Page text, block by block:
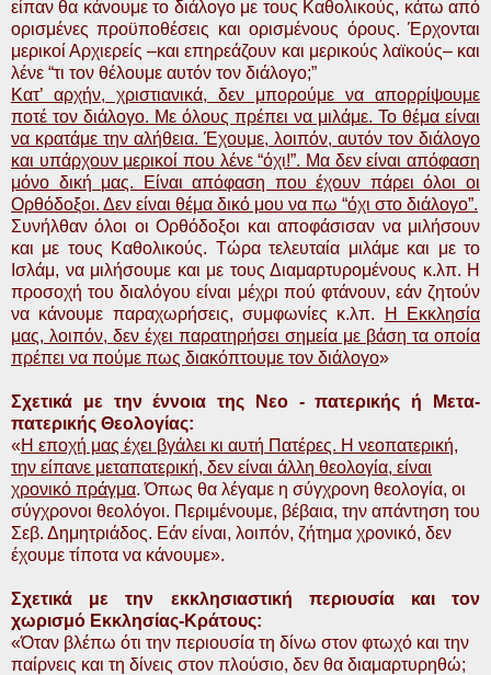
είπαν θα κάνουμε το διάλογο με τους Καθολικούς, κάτω από
ορισμένες προϋποθέσεις και ορισμένους όρους. Έρχονται
μερικοί Αρχιερείς –και επηρεάζουν και μερικούς λαϊκούς– και
λένε “τι τον θέλουμε αυτόν τον διάλογο;”
Κατ’ αρχήν, χριστιανικά, δεν μπορούμε να απορρίψουμε
ποτέ τον διάλογο. Με όλους πρέπει να μιλάμε. Το θέμα είναι
να κρατάμε την αλήθεια. Έχουμε, λοιπόν, αυτόν τον διάλογο
και υπάρχουν μερικοί που λένε “όχι!”. Μα δεν είναι απόφαση
μόνο δική μας. Είναι απόφαση που έχουν πάρει όλοι οι
Ορθόδοξοι. Δεν είναι θέμα δικό μου να πω “όχι στο διάλογο”.
Συνήλθαν όλοι οι Ορθόδοξοι και αποφάσισαν να μιλήσουν
και με τους Καθολικούς. Τώρα τελευταία μιλάμε και με το
Ισλάμ, να μιλήσουμε και με τους Διαμαρτυρομένους κ.λπ. Η
προσοχή του διαλόγου είναι μέχρι πού φτάνουν, εάν ζητούν
να κάνουμε παραχωρήσεις, συμφωνίες κ.λπ.
Η Εκκλησία
μας, λοιπόν, δεν έχει παρατηρήσει σημεία με βάση τα οποία
πρέπει να πούμε πως διακόπτουμε τον διάλογο»
Σχετικά με την έννοια της Νεο - πατερικής ή Μετα-
πατερικής Θεολογίας:
«Η εποχή μας έχει βγάλει κι αυτή Πατέρες. Η νεοπατερική,
την είπανε μεταπατερική, δεν είναι άλλη θεολογία, είναι
χρονικό πράγμα. Όπως θα λέγαμε η σύγχρονη θεολογία, οι
σύγχρονοι θεολόγοι. Περιμένουμε, βέβαια, την απάντηση του
Σεβ. Δημητριάδος. Εάν είναι, λοιπόν, ζήτημα χρονικό, δεν
έχουμε τίποτα να κάνουμε».
Σχετικά με την εκκλησιαστική περιουσία και τον
χωρισμό Εκκλησίας-Κράτους:
«Όταν βλέπω ότι την περιουσία τη δίνω στον φτωχό και την
παίρνεις και τη δίνεις στον πλούσιο, δεν θα διαμαρτυρηθώ;